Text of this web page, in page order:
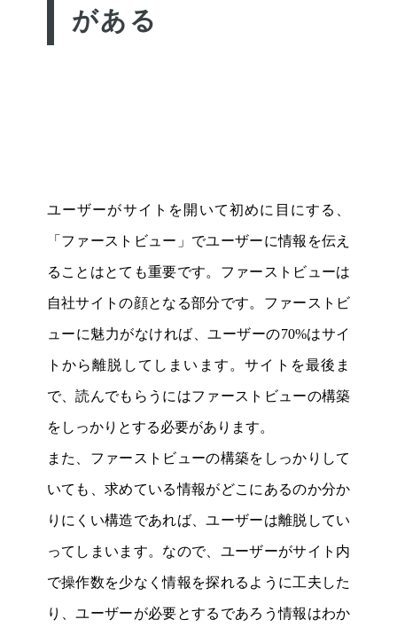
がある
ユーザーがサイトを開いて初めに目にする、
「ファーストビュー」でユーザーに情報を伝え
ることはとても重要です。ファーストビューは
自社サイトの顔となる部分です。ファーストビ
ューに魅力がなければ、ユーザーの70%はサイ
トから離脱してしまいます。サイトを最後ま
で、読んでもらうにはファーストビューの構築
をしっかりとする必要があります。
また、ファーストビューの構築をしっかりして
いても、求めている情報がどこにあるのか分か
りにくい構造であれば、ユーザーは離脱してい
ってしまいます。なので、ユーザーがサイト内
で操作数を少なく情報を探れるように工夫した
り、ユーザーが必要とするであろう情報はわか